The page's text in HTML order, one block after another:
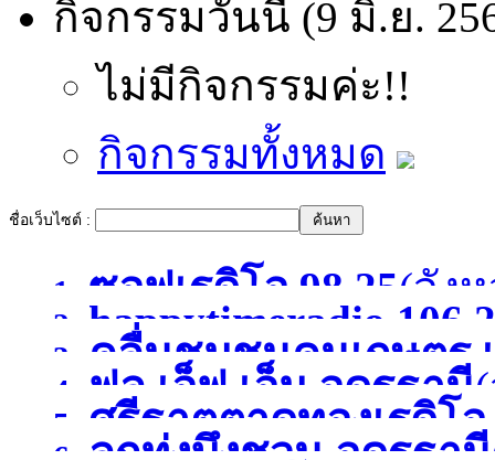
กิจกรรมวันนี้ (9 มิ.ย.
ไม่มีกิจกรรมค่ะ!!
กิจกรรมทั้งหมด
ชื่อเว็บไซต์ :
1. ซอฟเรดิโอ 98.25(จัง
2.
happytimeradio
)
3. คลื่นชุมชนคนเกษตร
4. ฟูล เอ็ฟ เอ็ม อุดรธานี
5.
ศรีธาตุตาดทองเรดิโ